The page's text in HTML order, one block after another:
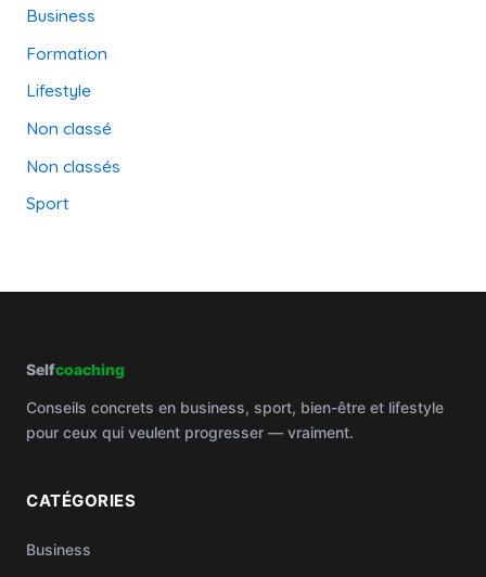
Business
Formation
Lifestyle
Non classé
Non classés
Sport
Selfcoaching
Conseils concrets en business, sport, bien-être et lifestyle
pour ceux qui veulent progresser — vraiment.
CATÉGORIES
Business